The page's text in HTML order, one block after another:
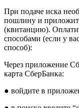
При подаче иска
пошлину и
(квитанцию).
способами (если у
способ):
Через приложение
карта СберБанка:
● войдите в